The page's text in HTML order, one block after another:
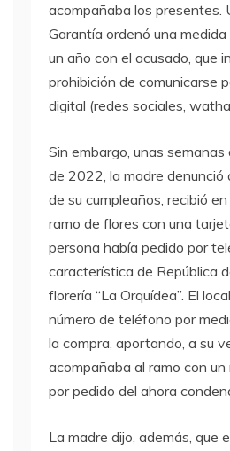
acompañaba los presentes.
Garantía ordenó una
un año con el acusado, que
prohibición de comunicarse
digital (redes sociales,
Sin embargo, unas semanas
de 2022, la madre denunció
de su cumpleaños, recibió
ramo de flores con una
persona había pedido por
característica de República
florería “La Orquídea”. El
número de teléfono por
la compra, aportando, a su
acompañaba al ramo con
por pedido del ahora
La madre dijo, además, que